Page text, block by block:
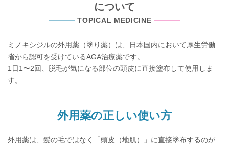
について
TOPICAL MEDICINE
ミノキシジルの外用薬（塗り薬）は、日本国内において厚生労働
省から認可を受けているAGA治療薬です。
1日1〜2回、脱毛が気になる部位の頭皮に直接塗布して使用しま
す。
外用薬の正しい使い方
外用薬は、髪の毛ではなく「頭皮（地肌）」に直接塗布するのが